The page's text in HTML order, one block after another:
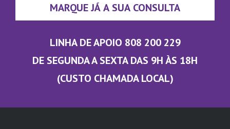
MARQUE JÁ A SUA CONSULTA
LINHA DE APOIO 808 200 229
DE SEGUNDA A SEXTA DAS 9H ÀS 18H
(CUSTO CHAMADA LOCAL)